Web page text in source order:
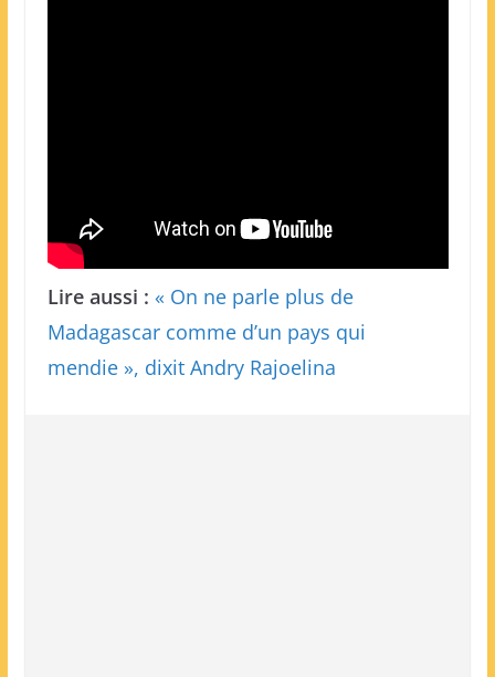
Lire aussi : « On ne parle plus de
Madagascar comme d’un pays qui
mendie », dixit Andry Rajoelina